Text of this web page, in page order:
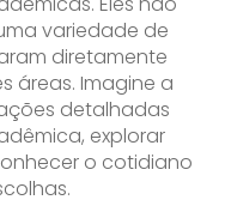
variedade de
diretamente
áreas. Imagine a
detalhadas
explorar
o cotidiano